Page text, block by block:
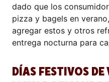
dado que los
pizza y bagels en
agregar estos y otros
entrega nocturna para
DÍAS FESTIVOS